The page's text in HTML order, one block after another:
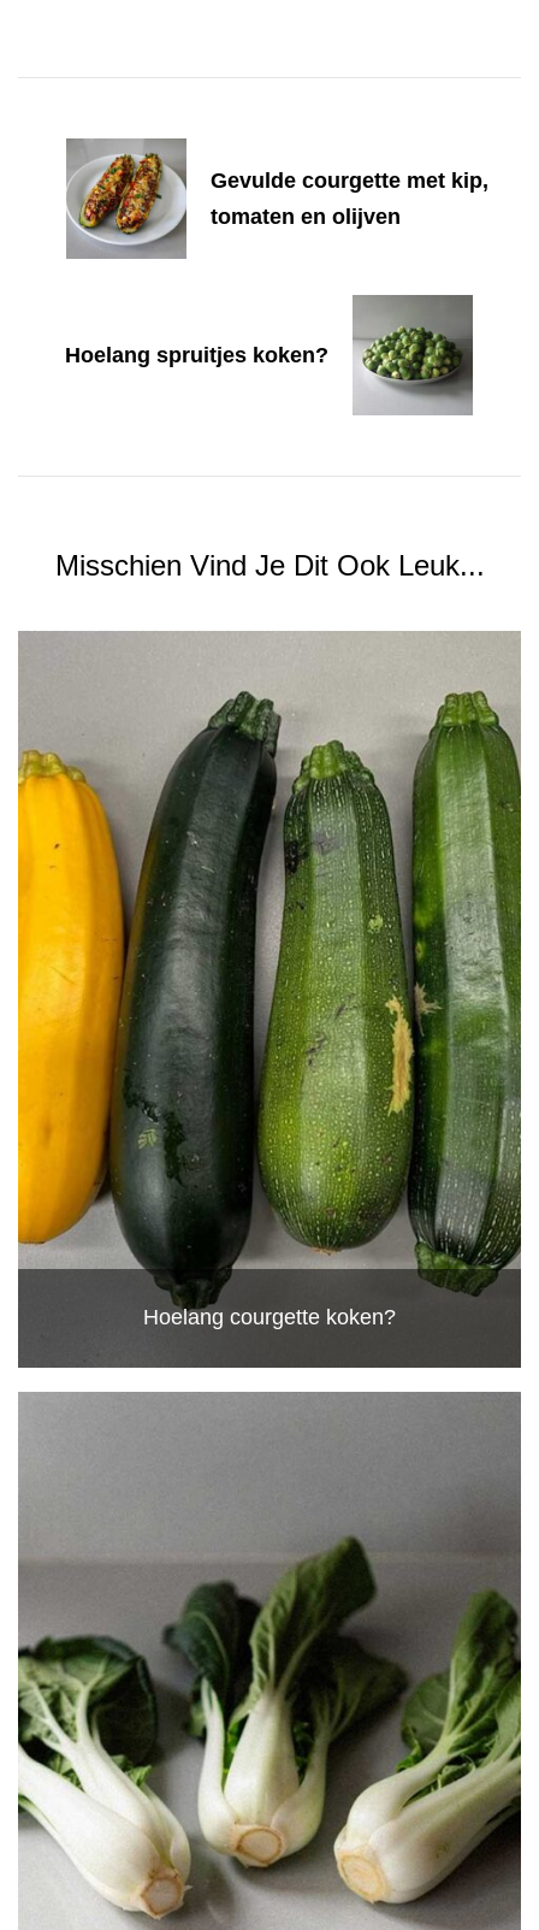
Navigation
Gevulde courgette met kip,
tomaten en olijven
Hoelang spruitjes koken?
Misschien Vind Je Dit Ook Leuk...
Hoelang courgette koken?